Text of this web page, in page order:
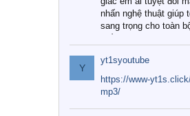
nhấn nghệ thuật giúp
sang trọng cho toàn
Tuy nhiên, giữa thị
với vô vàn thương
như hiện nay, làm thế
được những bộ chăn
cấp thực sự chất
Y
yt1syoutube
https://www-
mp3/